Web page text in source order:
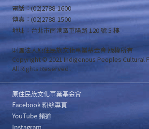
電話：(02)2788-1600
傳真：(02)2788-1500
地址：台北市南港區重陽路 120 號 5 樓
財團法人原住民族文化事業基金會 版權所有
Copyright © 2021 Indigenous Peoples Cultural
All Rights Reserved .
原住民族文化事業基金會
Facebook 粉絲專頁
YouTube 頻道
Instagram